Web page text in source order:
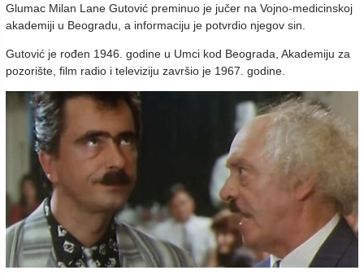
Glumac Milan Lane Gutović preminuo je jučer na Vojno-medicinskoj
akademiji u Beogradu, a informaciju je potvrdio njegov sin.
Gutović je rođen 1946. godine u Umci kod Beograda, Akademiju za
pozorište, film radio i televiziju završio je 1967. godine.